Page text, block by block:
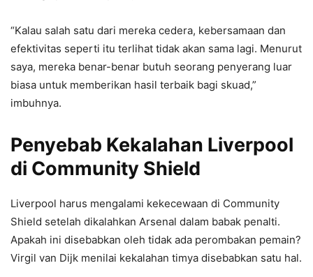
“Kalau salah satu dari mereka cedera, kebersamaan dan
efektivitas seperti itu terlihat tidak akan sama lagi. Menurut
saya, mereka benar-benar butuh seorang penyerang luar
biasa untuk memberikan hasil terbaik bagi skuad,”
imbuhnya.
Penyebab Kekalahan Liverpool
di Community Shield
Liverpool harus mengalami kekecewaan di Community
Shield setelah dikalahkan Arsenal dalam babak penalti.
Apakah ini disebabkan oleh tidak ada perombakan pemain?
Virgil van Dijk menilai kekalahan timya disebabkan satu hal.